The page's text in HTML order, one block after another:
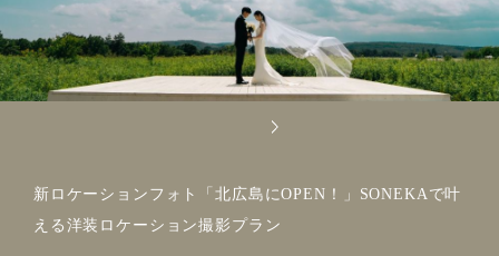
新ロケーションフォト「北広島にOPEN！」SONEKAで叶
える洋装ロケーション撮影プラン